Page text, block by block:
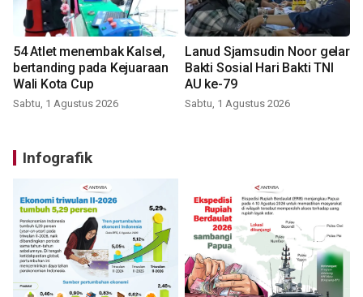
54 Atlet menembak Kalsel,
bertanding pada Kejuaraan
Wali Kota Cup
Sabtu, 1 Agustus 2026
Lanud Sjamsudin Noor gelar
Bakti Sosial Hari Bakti TNI
AU ke-79
Sabtu, 1 Agustus 2026
Infografik